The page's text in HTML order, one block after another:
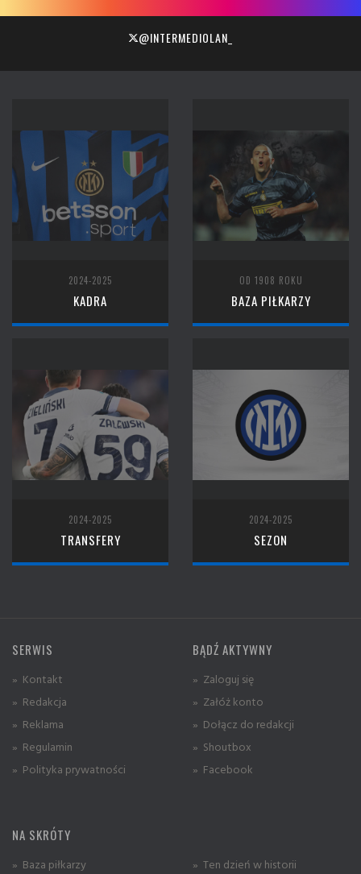
@INTERMEDIOLAN_
2024-2025
KADRA
OD 1908 ROKU
BAZA PIŁKARZY
2024-2025
TRANSFERY
2024-2025
SEZON
SERWIS
» Kontakt
» Redakcja
» Reklama
» Regulamin
» Polityka prywatności
BĄDŹ AKTYWNY
» Zaloguj się
» Załóż konto
» Dołącz do redakcji
» Shoutbox
» Facebook
NA SKRÓTY
» Baza piłkarzy » Ten dzień w historii